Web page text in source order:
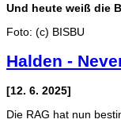
Und heute weiß die
Foto: (c) BISBU
Halden -
[12. 6. 2025]
Die RAG hat nun